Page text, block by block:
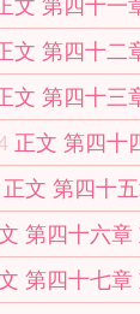
文 第四十一
文 第四十二
文 第四十三
正文 第四十
正文 第四十
第四十六章
第四十七章